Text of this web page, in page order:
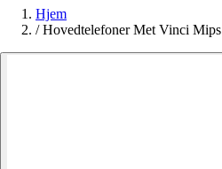
Hjem
/ Hovedtelefoner Met Vinci Mips